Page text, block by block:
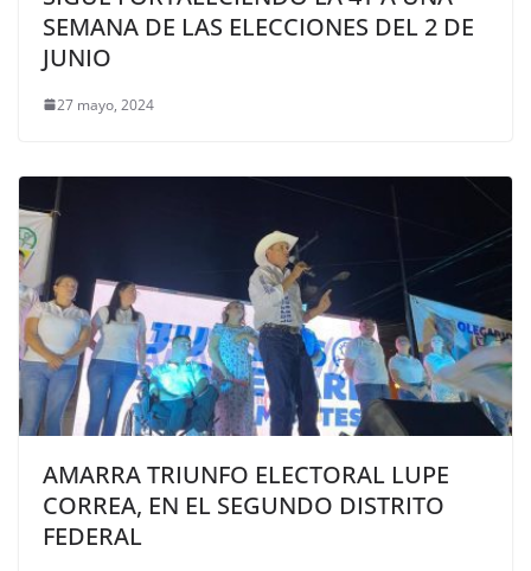
SEMANA DE LAS ELECCIONES DEL 2 DE
JUNIO
27 mayo, 2024
AMARRA TRIUNFO ELECTORAL LUPE
CORREA, EN EL SEGUNDO DISTRITO
FEDERAL